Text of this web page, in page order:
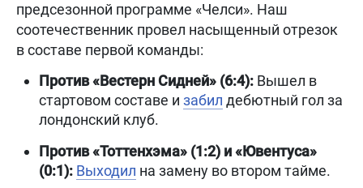
предсезонной программе «Челси». Наш
соотечественник провел насыщенный отрезок
в составе первой команды:
Против «Вестерн Сидней» (6:4): Вышел в
стартовом составе и забил дебютный гол за
лондонский клуб.
Против «Тоттенхэма» (1:2) и «Ювентуса»
(0:1): Выходил на замену во втором тайме.